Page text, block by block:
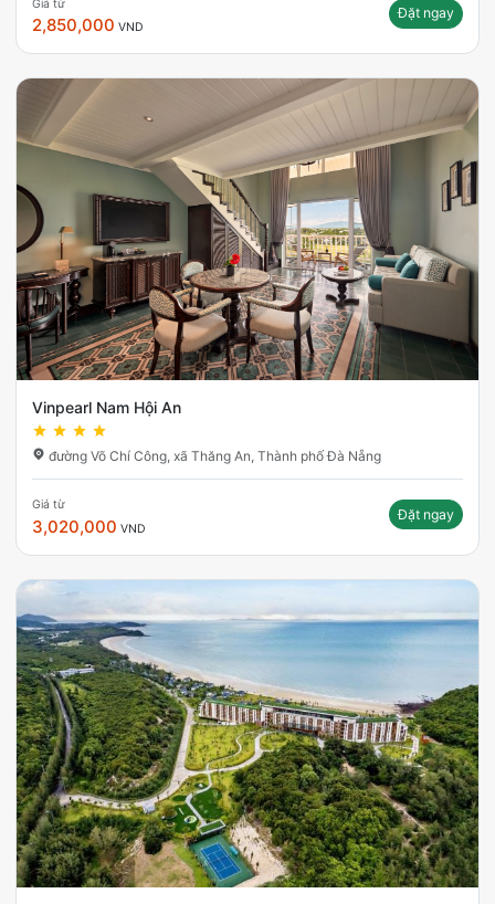
Giá từ
2,850,000 VND
Đặt ngay
Vinpearl Nam Hội An
đường Võ Chí Công, xã Thăng An, Thành phố Đà Nẵng
Giá từ
3,020,000 VND
Đặt ngay